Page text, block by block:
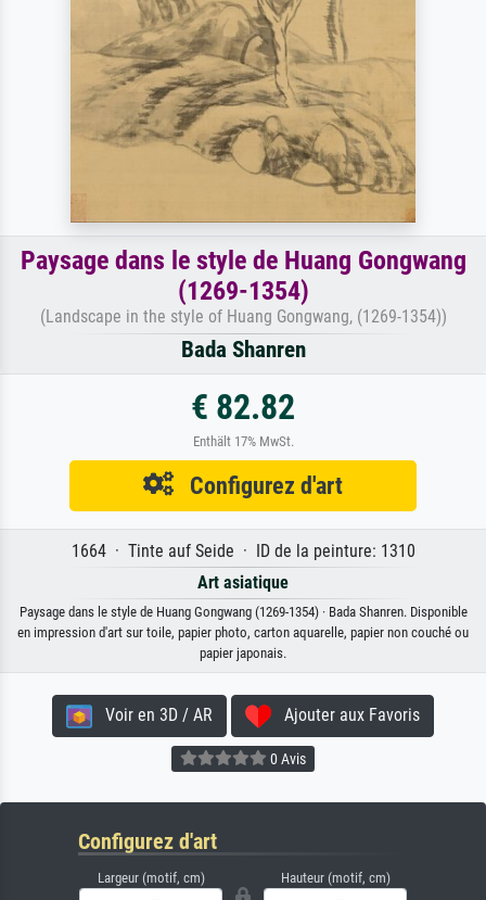
Paysage dans le style de Huang Gongwang
(1269-1354)
(Landscape in the style of Huang Gongwang, (1269-1354))
Bada Shanren
€ 82.82
Enthält 17% MwSt.
Configurez d'art
1664 · Tinte auf Seide · ID de la peinture: 1310
Art asiatique
Paysage dans le style de Huang Gongwang (1269-1354) · Bada Shanren. Disponible
en impression d'art sur toile, papier photo, carton aquarelle, papier non couché ou
papier japonais.
Voir en 3D / AR Ajouter aux Favoris
0 Avis
Configurez d'art
Largeur (motif, cm) Hauteur (motif, cm)